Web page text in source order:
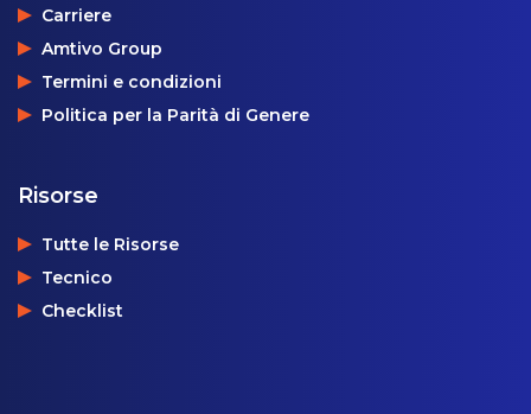
Carriere
Amtivo Group
Termini e condizioni
Politica per la Parità di Genere
Risorse
Tutte le Risorse
Tecnico
Checklist